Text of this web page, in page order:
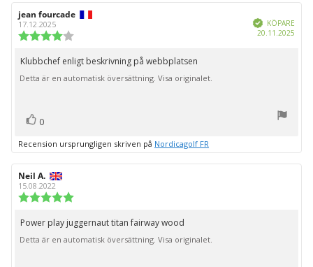
Recensionsförfattare:
jean fourcade
17.12.2025
utav
5
stjärnor
Bekräftad
KÖPARE
20.11.2025
Recensionstext:
Klubbchef enligt beskrivning på webbplatsen
Detta är en automatisk översättning. Visa originalet.
Rösta
0
Recension ursprungligen skriven på Nordicagolf FR
Recensionsförfattare:
Neil A.
15.08.2022
utav
5
stjärnor
Recensionstext:
Power play juggernaut titan fairway wood
Detta är en automatisk översättning. Visa originalet.